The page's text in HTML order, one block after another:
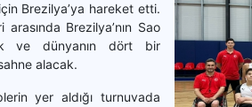
Brezilya’ya hareket etti.
Brezilya’nın Sao
ve dünyanın dört bir
alacak.
yer aldığı turnuvada